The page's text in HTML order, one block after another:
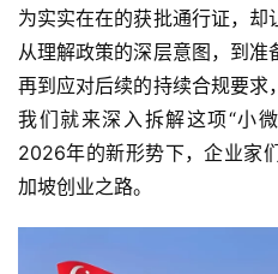
为实实在在的获批通行证，却
从理解政策的深层意图，到准
再到应对后续的持续合规要求
我们就来深入拆解这项“小
2026年的新形势下，企业家
加坡创业之路。